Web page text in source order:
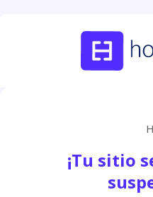
¡Tu sitio